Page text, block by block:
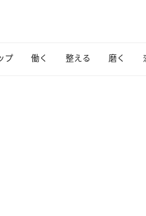
プ 働く 整える 磨く